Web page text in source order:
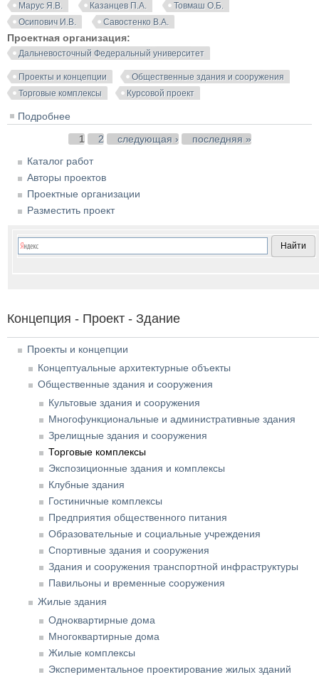
Марус Я.В. Казанцев П.А.
Товмаш О.Б.
Осипович И.В.
Савостенко В.А.
Проектная организация:
Дальневосточный Федеральный университет
Проекты и концепции
Общественные здания и сооружения
Торговые комплексы
Курсовой проект
Подробнее
Владивосток
1 2 следующая ›
последняя »
Каталог работ
Авторы проектов
Проектные организации
Разместить проект
Концепция - Проект - Здание
Проекты и концепции
Концептуальные архитектурные объекты
Общественные здания и сооружения
Культовые здания и сооружения
Многофункциональные и административные здания
Зрелищные здания и сооружения
Торговые комплексы
Экспозиционные здания и комплексы
Клубные здания
Гостиничные комплексы
Предприятия общественного питания
Образовательные и социальные учреждения
Спортивные здания и сооружения
Здания и сооружения транспортной инфраструктуры
Павильоны и временные сооружения
Жилые здания
Одноквартирные дома
Многоквартирные дома
Жилые комплексы
Экспериментальное проектирование жилых зданий